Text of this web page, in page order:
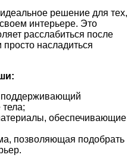
решение для тех,
интерьере. Это
расслабиться после
просто насладиться
поддерживающий
обеспечивающие
позволяющая подобрать